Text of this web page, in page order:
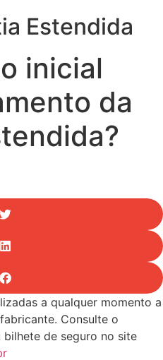
Estendida
inicial
da
a qualquer momento a
Consulte o
de seguro no site